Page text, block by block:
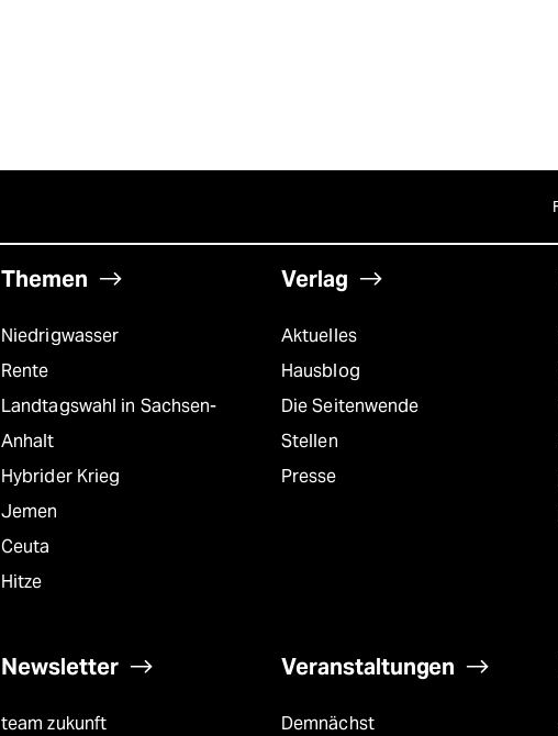
Themen
Niedrigwasser
Rente
Landtagswahl in Sachsen-
Anhalt
Hybrider Krieg
Jemen
Ceuta
Hitze
Verlag
Aktuelles
Hausblog
Die Seitenwende
Stellen
Presse
Newsletter
team zukunft
Veranstaltungen
Demnächst